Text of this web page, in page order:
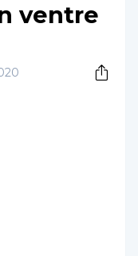
ventre